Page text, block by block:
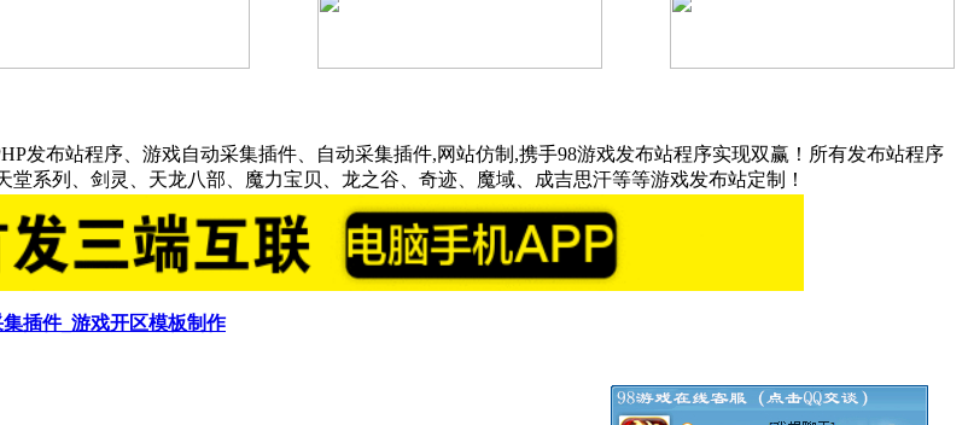
发布站程序、游戏自动采集插件、自动采集插件,网站仿制,携手98游戏发布站程序实现双赢！所有发布站程序
系列、剑灵、天龙八部、魔力宝贝、龙之谷、奇迹、魔域、成吉思汗等等游戏发布站定制！
插件_游戏开区模板制作